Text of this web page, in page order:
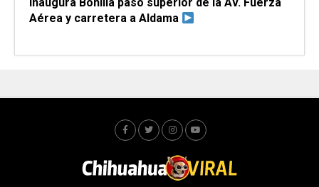
Inaugura Bonilla paso superior de la Av. Fuerza
Aérea y carretera a Aldama